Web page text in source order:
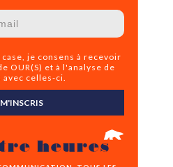
je consens à recevoir
OUR(S) et à l'analyse de
celles-ci.
M'INSCRIS
heures